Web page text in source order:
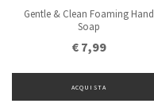
Gentle & Clean Foaming Hand
Soap
€ 7,99
ACQUISTA